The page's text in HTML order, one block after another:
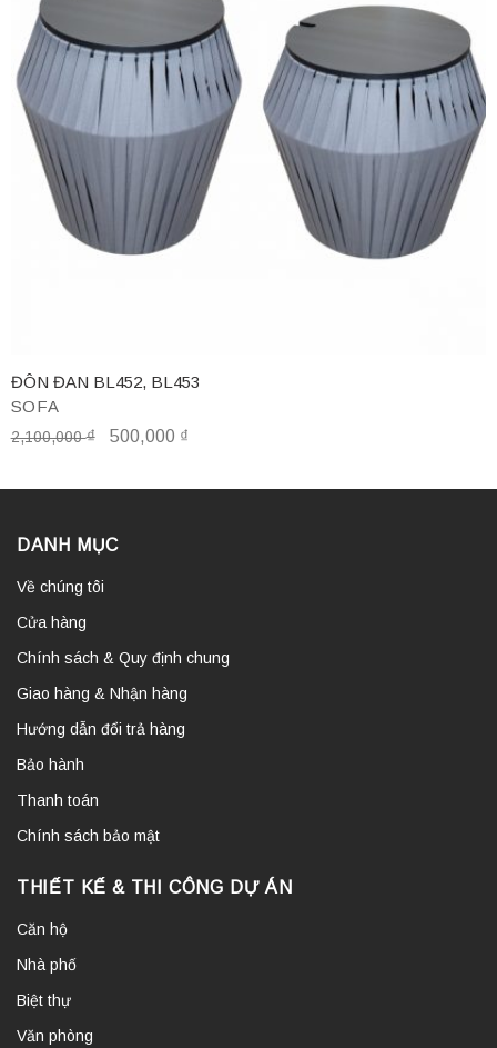
SOFA
ĐÔN ĐAN BL452, BL453
2,100,000₫ 500,000 ₫
DANH MỤC
Về chúng tôi
Cửa hàng
Chính sách & Quy định chung
Giao hàng & Nhận hàng
Hướng dẫn đổi trả hàng
Bảo hành
Thanh toán
Chính sách bảo mật
THIẾT KẾ & THI CÔNG DỰ ÁN
Căn hộ
Nhà phố
Biệt thự
Văn phòng